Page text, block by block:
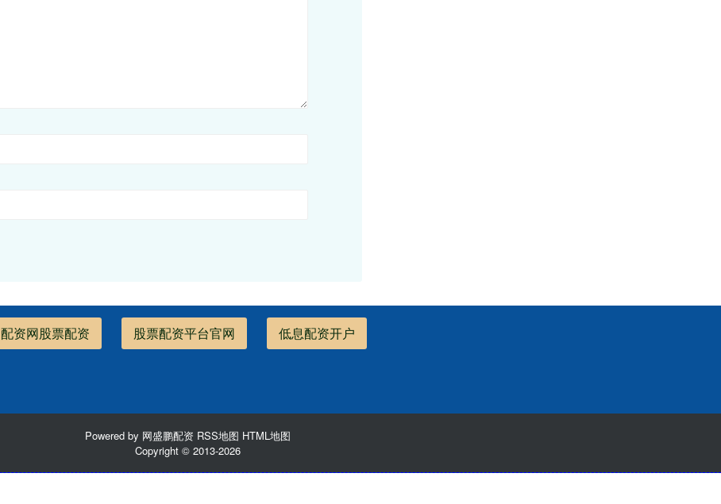
配资网股票配资 股票配资平台官网 低息配资开户
Powered by 网盛鹏配资 RSS地图 HTML地图
Copyright © 2013-2026